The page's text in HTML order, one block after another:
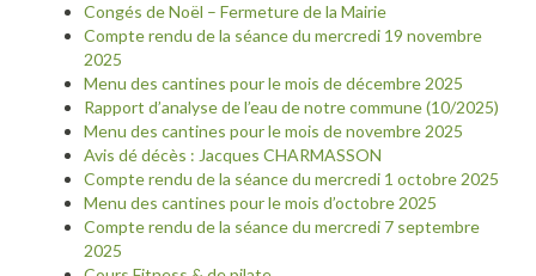
Congés de Noël – Fermeture de la Mairie
Compte rendu de la séance du mercredi 19 novembre
2025
Menu des cantines pour le mois de décembre 2025
Rapport d’analyse de l’eau de notre commune (10/2025)
Menu des cantines pour le mois de novembre 2025
Avis dé décès : Jacques CHARMASSON
Compte rendu de la séance du mercredi 1 octobre 2025
Menu des cantines pour le mois d’octobre 2025
Compte rendu de la séance du mercredi 7 septembre
2025